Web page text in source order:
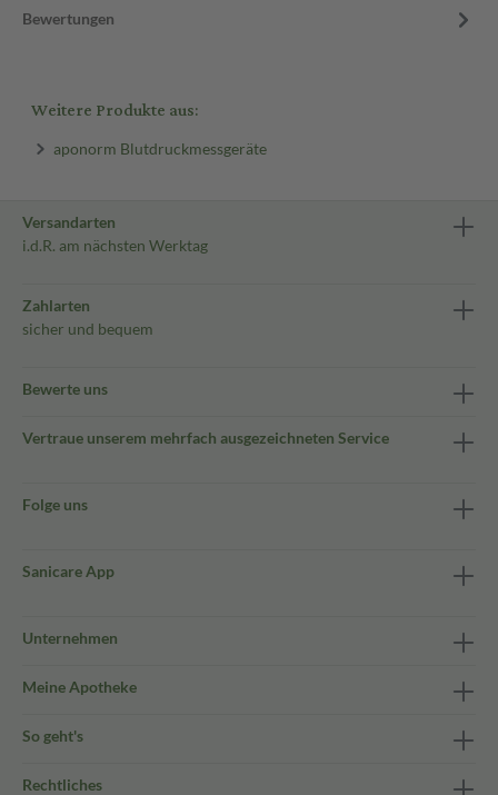
Bewertungen
Weitere Produkte aus:
aponorm Blutdruckmessgeräte
Versandarten
i.d.R. am nächsten Werktag
Zahlarten
sicher und bequem
Bewerte uns
Vertraue unserem mehrfach ausgezeichneten Service
Folge uns
Sanicare App
Unternehmen
Meine Apotheke
So geht's
Rechtliches